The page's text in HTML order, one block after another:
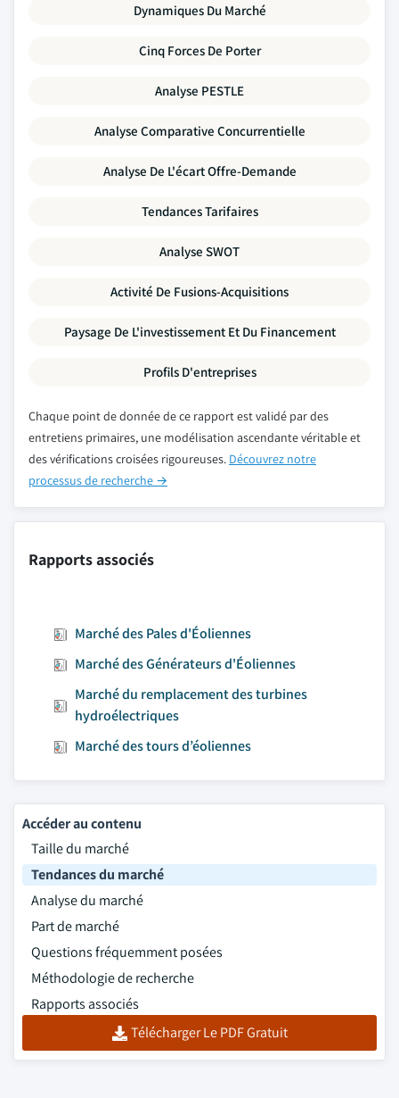
Dynamiques Du Marché
Cinq Forces De Porter
Analyse PESTLE
Analyse Comparative Concurrentielle
Analyse De L'écart Offre-Demande
Tendances Tarifaires
Analyse SWOT
Activité De Fusions-Acquisitions
Paysage De L'investissement Et Du Financement
Profils D'entreprises
Chaque point de donnée de ce rapport est validé par des
entretiens primaires, une modélisation ascendante véritable et
des vérifications croisées rigoureuses. Découvrez notre
processus de recherche →
Rapports associés
Marché des Pales d'Éoliennes
Marché des Générateurs d'Éoliennes
Marché du remplacement des turbines
hydroélectriques
Marché des tours d’éoliennes
Accéder au contenu
Taille du marché
Tendances du marché
Analyse du marché
Part de marché
Questions fréquemment posées
Méthodologie de recherche
Rapports associés
Télécharger Le PDF Gratuit